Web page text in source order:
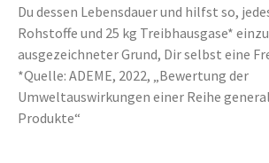
Du dessen Lebensdauer und hilfst so,
Rohstoffe und 25 kg Treibhausgase*
ausgezeichneter Grund, Dir selbst eine
*Quelle: ADEME, 2022, „Bewertung der
Umweltauswirkungen einer Reihe
Produkte“